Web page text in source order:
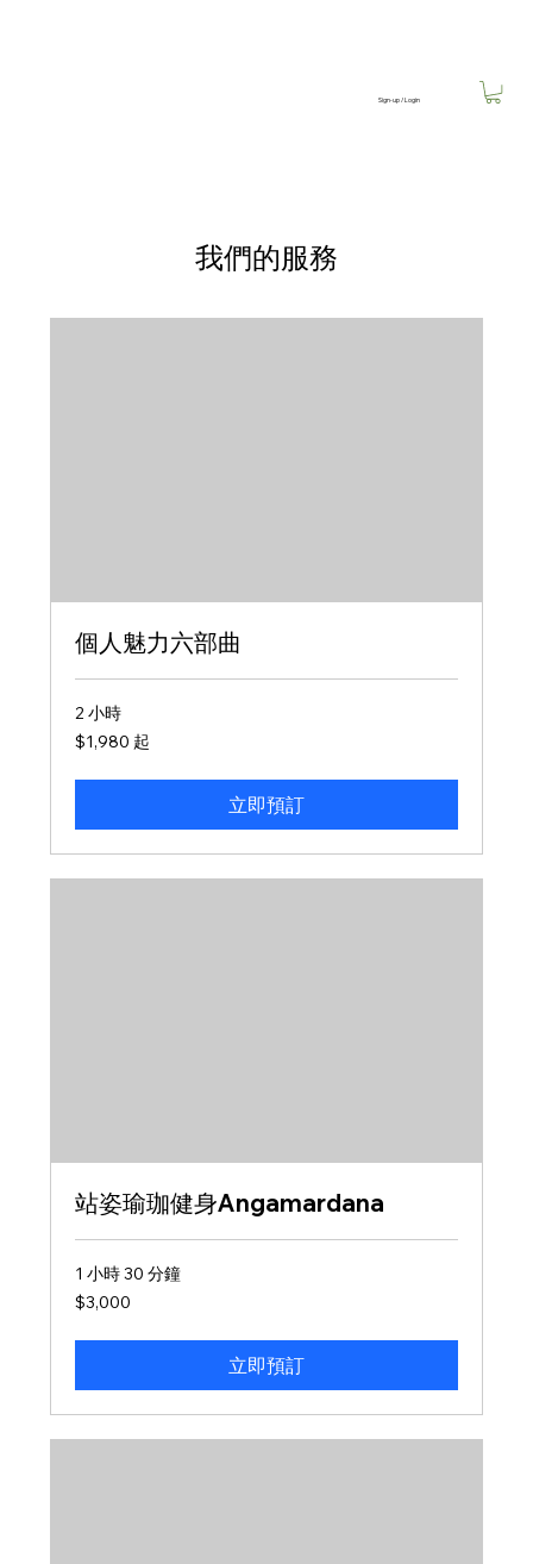
Sign-up / Login
我們的服務
個人魅力六部曲
2 小時
1,980
新
幣
$1,980 起
立即預訂
站姿瑜珈健身Angamardana
1 小時 30 分鐘
3,000
新
幣
$3,000
立即預訂